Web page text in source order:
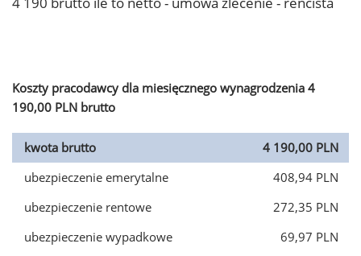
Koszty pracodawcy dla miesięcznego wynagrodzenia 4
190,00 PLN brutto
kwota brutto
4 190,00 PLN
ubezpieczenie emerytalne
408,94 PLN
ubezpieczenie rentowe
272,35 PLN
ubezpieczenie wypadkowe
69,97 PLN